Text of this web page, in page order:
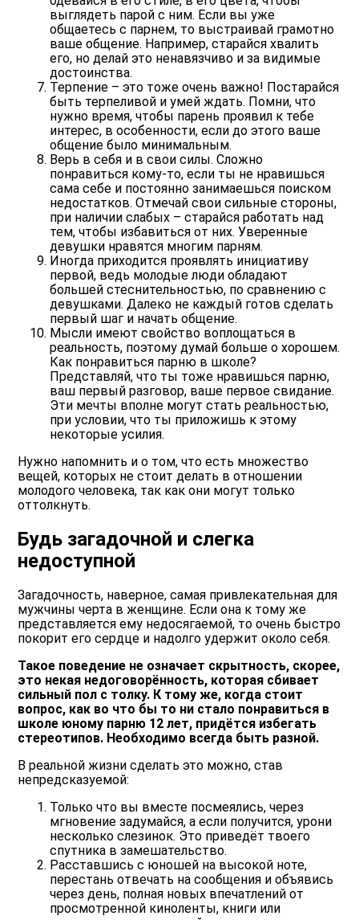
выглядеть парой с ним. Если вы уже
общаетесь с парнем, то выстраивай грамотно
ваше общение. Например, старайся хвалить
его, но делай это ненавязчиво и за видимые
достоинства.
Терпение – это тоже очень важно! Постарайся
быть терпеливой и умей ждать. Помни, что
нужно время, чтобы парень проявил к тебе
интерес, в особенности, если до этого ваше
общение было минимальным.
Верь в себя и в свои силы. Сложно
понравиться кому-то, если ты не нравишься
сама себе и постоянно занимаешься поиском
недостатков. Отмечай свои сильные стороны,
при наличии слабых – старайся работать над
тем, чтобы избавиться от них. Уверенные
девушки нравятся многим парням.
Иногда приходится проявлять инициативу
первой, ведь молодые люди обладают
большей стеснительностью, по сравнению с
девушками. Далеко не каждый готов сделать
первый шаг и начать общение.
Мысли имеют свойство воплощаться в
реальность, поэтому думай больше о хорошем.
Как понравиться парню в школе?
Представляй, что ты тоже нравишься парню,
ваш первый разговор, ваше первое свидание.
Эти мечты вполне могут стать реальностью,
при условии, что ты приложишь к этому
некоторые усилия.
Нужно напомнить и о том, что есть множество
вещей, которых не стоит делать в отношении
молодого человека, так как они могут только
оттолкнуть.
Будь загадочной и слегка
недоступной
Загадочность, наверное, самая привлекательная для
мужчины черта в женщине. Если она к тому же
представляется ему недосягаемой, то очень быстро
покорит его сердце и надолго удержит около себя.
Такое поведение не означает скрытность, скорее,
это некая недоговорённость, которая сбивает
сильный пол с толку. К тому же, когда стоит
вопрос, как во что бы то ни стало понравиться в
школе юному парню 12 лет, придётся избегать
стереотипов. Необходимо всегда быть разной.
В реальной жизни сделать это можно, став
непредсказуемой:
Только что вы вместе посмеялись, через
мгновение задумайся, а если получится, урони
несколько слезинок. Это приведёт твоего
спутника в замешательство.
Расставшись с юношей на высокой ноте,
перестань отвечать на сообщения и объявись
через день, полная новых впечатлений от
просмотренной киноленты, книги или